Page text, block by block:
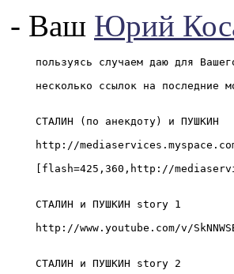
- Ваш Юрий
пользуясь случаем даю для
несколько ссылок на последние
    СТАЛИН (по анекдоту) и ПУШКИН
http://
[flash=425,360,http://
    СТАЛИН и ПУШКИН story 1
http://www.youtube.com/v/
    СТАЛИН и ПУШКИН story 2